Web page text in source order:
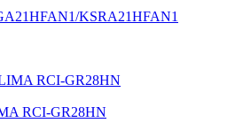
KSRA21HFAN1
RCI-GR28HN